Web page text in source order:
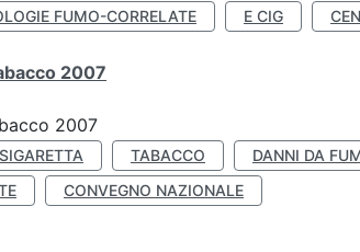
FUMO-CORRELATE E CIG
2007
2007
SIGARETTA TABACCO DANNI DA
CONVEGNO NAZIONALE